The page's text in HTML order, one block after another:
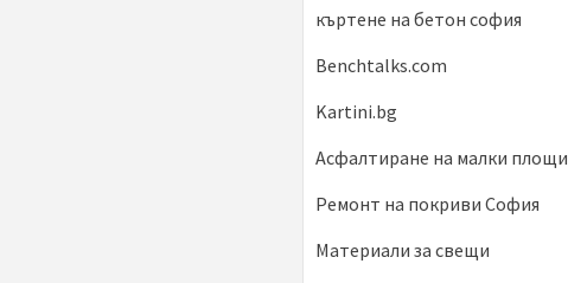
къртене на бетон софия
Benchtalks.com
Kartini.bg
Асфалтиране на малки площи
Ремонт на покриви София
Материали за свещи